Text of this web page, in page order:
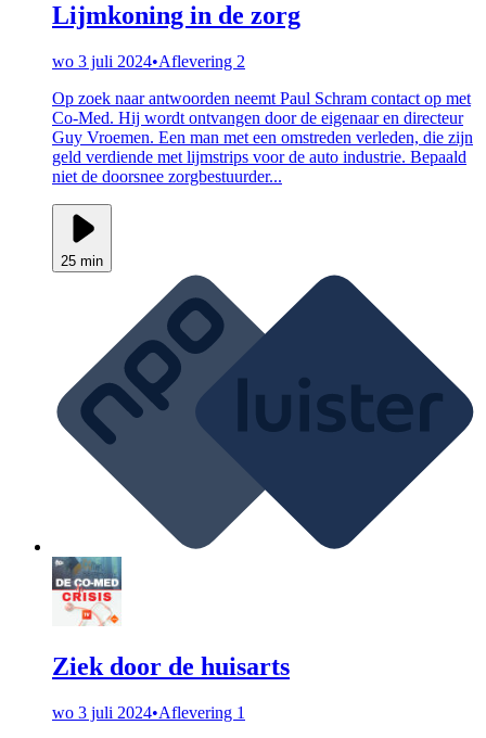
Lijmkoning in de zorg
wo 3 juli 2024•Aflevering 2
Op zoek naar antwoorden neemt Paul Schram contact op met
Co-Med. Hij wordt ontvangen door de eigenaar en directeur
Guy Vroemen. Een man met een omstreden verleden, die zijn
geld verdiende met lijmstrips voor de auto industrie. Bepaald
niet de doorsnee zorgbestuurder...
25 min
Ziek door de huisarts
wo 3 juli 2024•Aflevering 1